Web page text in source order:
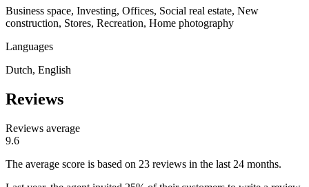
Business space, Investing, Offices, Social real estate, New
construction, Stores, Recreation, Home photography
Languages
Dutch, English
Reviews
Reviews average
9.6
The average score is based on 23 reviews in the last 24 months.